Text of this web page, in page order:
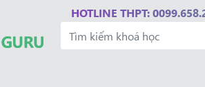
HOTLINE THPT: